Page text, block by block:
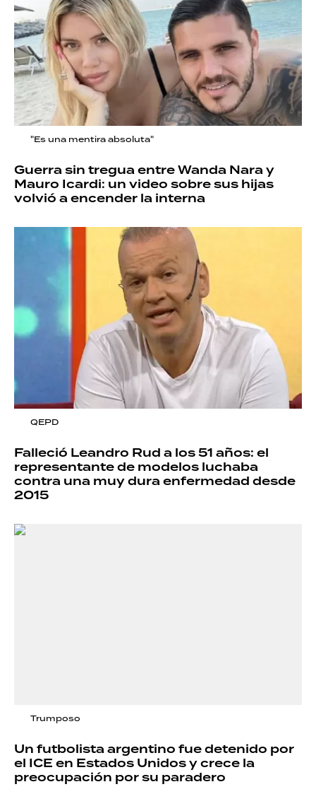
"Es una mentira absoluta"
Guerra sin tregua entre Wanda Nara y
Mauro Icardi: un video sobre sus hijas
volvió a encender la interna
QEPD
Falleció Leandro Rud a los 51 años: el
representante de modelos luchaba
contra una muy dura enfermedad desde
2015
Trumposo
Un futbolista argentino fue detenido por
el ICE en Estados Unidos y crece la
preocupación por su paradero